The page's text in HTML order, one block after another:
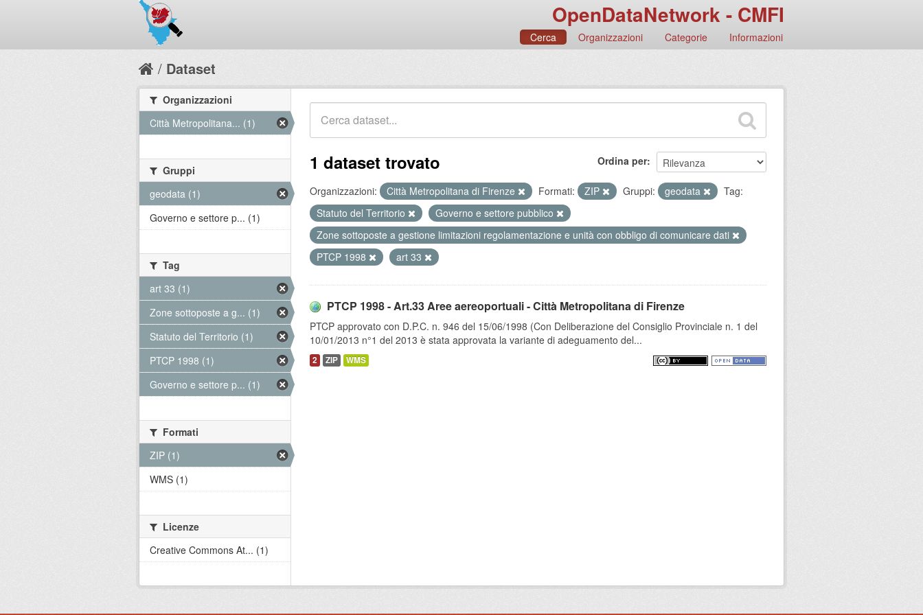
OpenDataNetwork - CMFI
Cerca Organizzazioni Categorie Informazioni
Dataset
Ordina per
1 dataset trovato
Organizzazioni: Città Metropolitana di Firenze Formati: ZIP Gruppi: geodata
Tag:
Statuto del Territorio
Governo e settore pubblico
Zone sottoposte a gestione limitazioni regolamentazione e unità con obbligo di comunicare dati
PTCP 1998
art 33
PTCP 1998 - Art.33 Aree aereoportuali - Città Metropolitana di Firenze
PTCP approvato con D.P.C. n. 946 del 15/06/1998 (Con Deliberazione del Consiglio Provinciale n. 1 del
10/01/2013 n°1 del 2013 è stata approvata la variante di adeguamento del...
2 ZIP WMS
Organizzazioni
Città Metropolitana... (1)
Gruppi
geodata (1)
Governo e settore p... (1)
Tag
art 33 (1)
Zone sottoposte a g... (1)
Statuto del Territorio (1)
PTCP 1998 (1)
Governo e settore p... (1)
Formati
ZIP (1)
WMS (1)
Licenze
Creative Commons At... (1)